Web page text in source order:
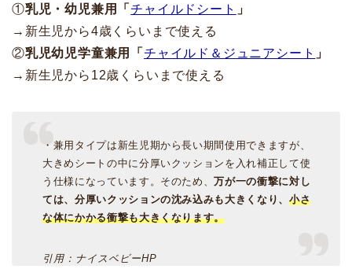
①乳児・幼児兼用「チャイルドシート 」
→新生児から4歳くらいまで使える
②乳児幼児学童兼用「チャイルド＆ジュニアシート 」
→新生児から12歳くらいまで使える
・兼用タイプは新生児期から長い期間使用できますが、
大きめシートの中に分厚いクッションを入れ補正して使
う仕様になっています。そのため、万が一の衝撃に対し
ては、分厚いクッションの沈み込みも大きくなり、 小さ
な体にかかる衝撃も大きくなります。
引用：ナイスベビーHP